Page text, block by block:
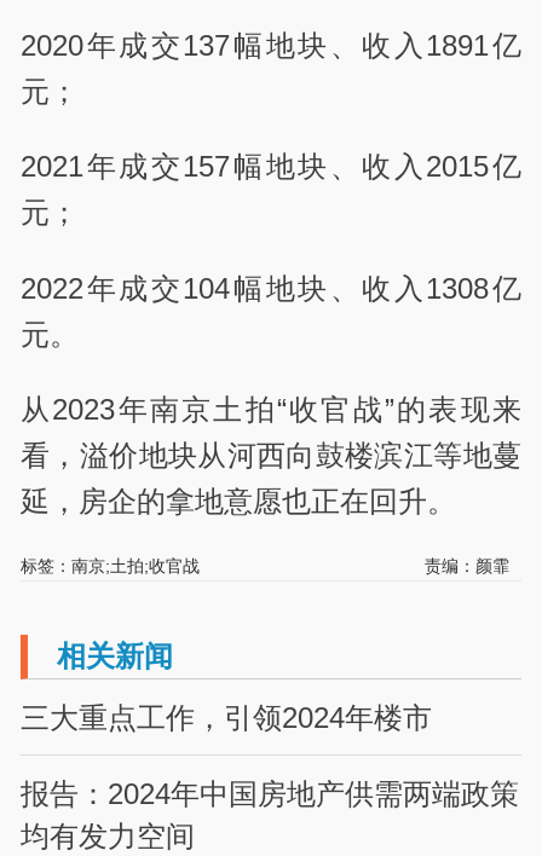
2020年成交137幅地块、收入1891亿
元；
2021年成交157幅地块、收入2015亿
元；
2022年成交104幅地块、收入1308亿
元。
从2023年南京土拍“收官战”的表现来
看，溢价地块从河西向鼓楼滨江等地蔓
延，房企的拿地意愿也正在回升。
标签：南京;土拍;收官战 责编：颜霏
相关新闻
三大重点工作，引领2024年楼市
报告：2024年中国房地产供需两端政策
均有发力空间